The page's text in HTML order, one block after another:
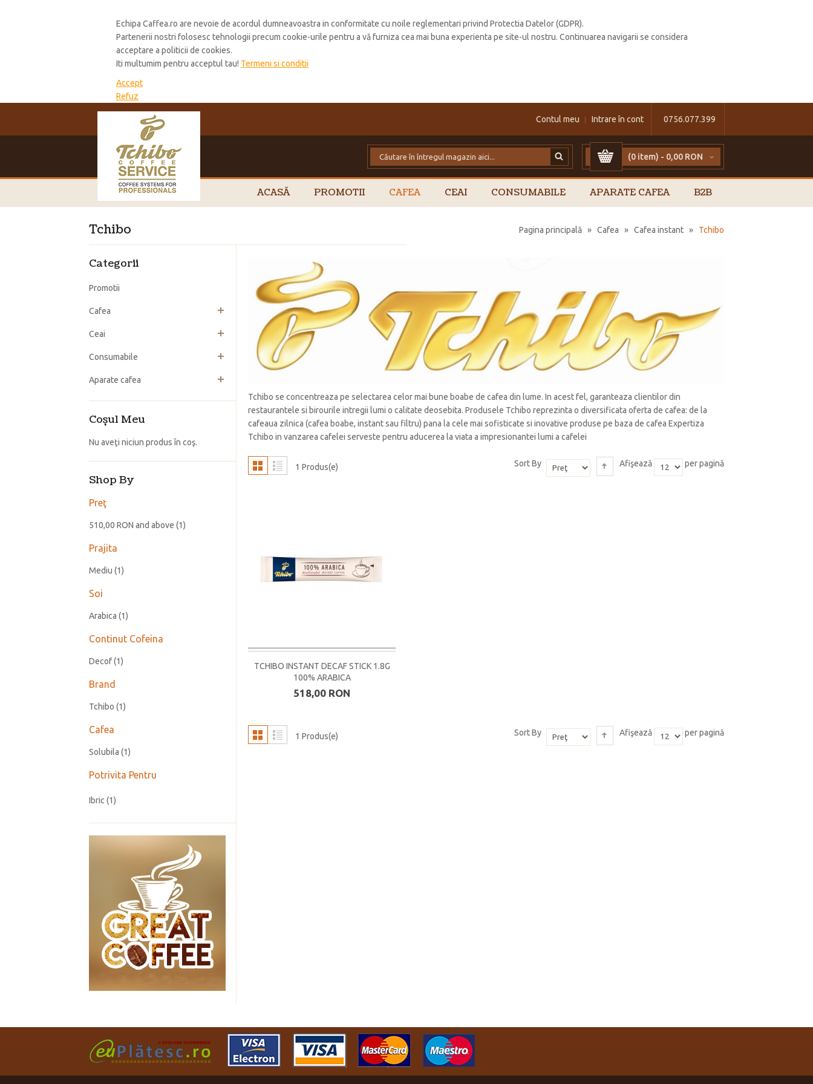
Echipa Caffea.ro are nevoie de acordul dumneavoastra in conformitate cu noile reglementari privind Protectia Datelor (GDPR).
Partenerii nostri folosesc tehnologii precum cookie-urile pentru a vă furniza cea mai buna experienta pe site-ul nostru. Continuarea navigarii se considera
acceptare a politicii de cookies.
Iti multumim pentru acceptul tau! Termeni si conditii
Accept
Refuz
0756.077.399
Contul meu Intrare în cont
(0 item) - 0,00 RON
ACASĂ PROMOTII CAFEA CEAI CONSUMABILE APARATE CAFEA B2B
Pagina principală » Cafea » Cafea instant » Tchibo
Tchibo
Tchibo se concentreaza pe selectarea celor mai bune boabe de cafea din lume. In acest fel, garanteaza clientilor din
restaurantele si birourile intregii lumi o calitate deosebita. Produsele Tchibo reprezinta o diversificata oferta de cafea: de la
cafeaua zilnica (cafea boabe, instant sau filtru) pana la cele mai sofisticate si inovative produse pe baza de cafea Expertiza
Tchibo in vanzarea cafelei serveste pentru aducerea la viata a impresionantei lumi a cafelei
1 Produs(e) Afişează per pagină
Sort By
TCHIBO INSTANT DECAF STICK 1.8G
100% ARABICA
518,00 RON
1 Produs(e) Afişează per pagină
Sort By
Categorii
Promotii
Cafea
Ceai
Consumabile
Aparate cafea
Coşul Meu
Nu aveţi niciun produs în coş.
Shop By
Preţ
510,00 RON and above (1)
Prajita
Mediu (1)
Soi
Arabica (1)
Continut Cofeina
Decof(1)
Brand
Tchibo (1)
Cafea
Solubila (1)
Potrivita Pentru
Ibric (1)